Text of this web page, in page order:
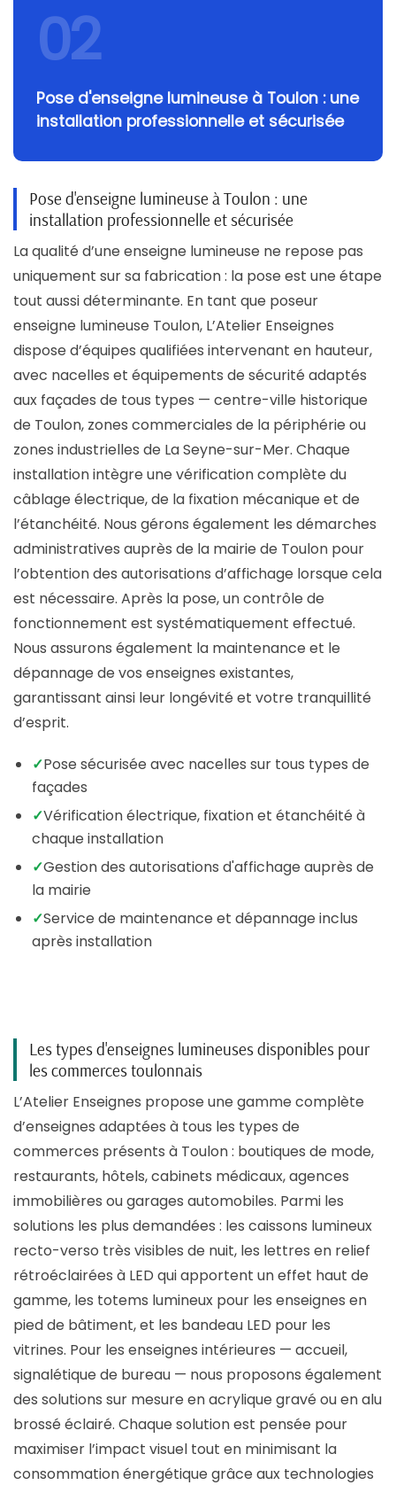
02
Pose d'enseigne lumineuse à Toulon : une
installation professionnelle et sécurisée
Pose d'enseigne lumineuse à Toulon : une
installation professionnelle et sécurisée
La qualité d’une enseigne lumineuse ne repose pas
uniquement sur sa fabrication : la pose est une étape
tout aussi déterminante. En tant que poseur
enseigne lumineuse Toulon, L’Atelier Enseignes
dispose d’équipes qualifiées intervenant en hauteur,
avec nacelles et équipements de sécurité adaptés
aux façades de tous types — centre-ville historique
de Toulon, zones commerciales de la périphérie ou
zones industrielles de La Seyne-sur-Mer. Chaque
installation intègre une vérification complète du
câblage électrique, de la fixation mécanique et de
l’étanchéité. Nous gérons également les démarches
administratives auprès de la mairie de Toulon pour
l’obtention des autorisations d’affichage lorsque cela
est nécessaire. Après la pose, un contrôle de
fonctionnement est systématiquement effectué.
Nous assurons également la maintenance et le
dépannage de vos enseignes existantes,
garantissant ainsi leur longévité et votre tranquillité
d’esprit.
✓Pose sécurisée avec nacelles sur tous types de
façades
✓Vérification électrique, fixation et étanchéité à
chaque installation
✓Gestion des autorisations d'affichage auprès de
la mairie
✓Service de maintenance et dépannage inclus
après installation
Les types d'enseignes lumineuses disponibles pour
les commerces toulonnais
L’Atelier Enseignes propose une gamme complète
d’enseignes adaptées à tous les types de
commerces présents à Toulon : boutiques de mode,
restaurants, hôtels, cabinets médicaux, agences
immobilières ou garages automobiles. Parmi les
solutions les plus demandées : les caissons lumineux
recto-verso très visibles de nuit, les lettres en relief
rétroéclairées à LED qui apportent un effet haut de
gamme, les totems lumineux pour les enseignes en
pied de bâtiment, et les bandeau LED pour les
vitrines. Pour les enseignes intérieures — accueil,
signalétique de bureau — nous proposons également
des solutions sur mesure en acrylique gravé ou en alu
brossé éclairé. Chaque solution est pensée pour
maximiser l’impact visuel tout en minimisant la
consommation énergétique grâce aux technologies